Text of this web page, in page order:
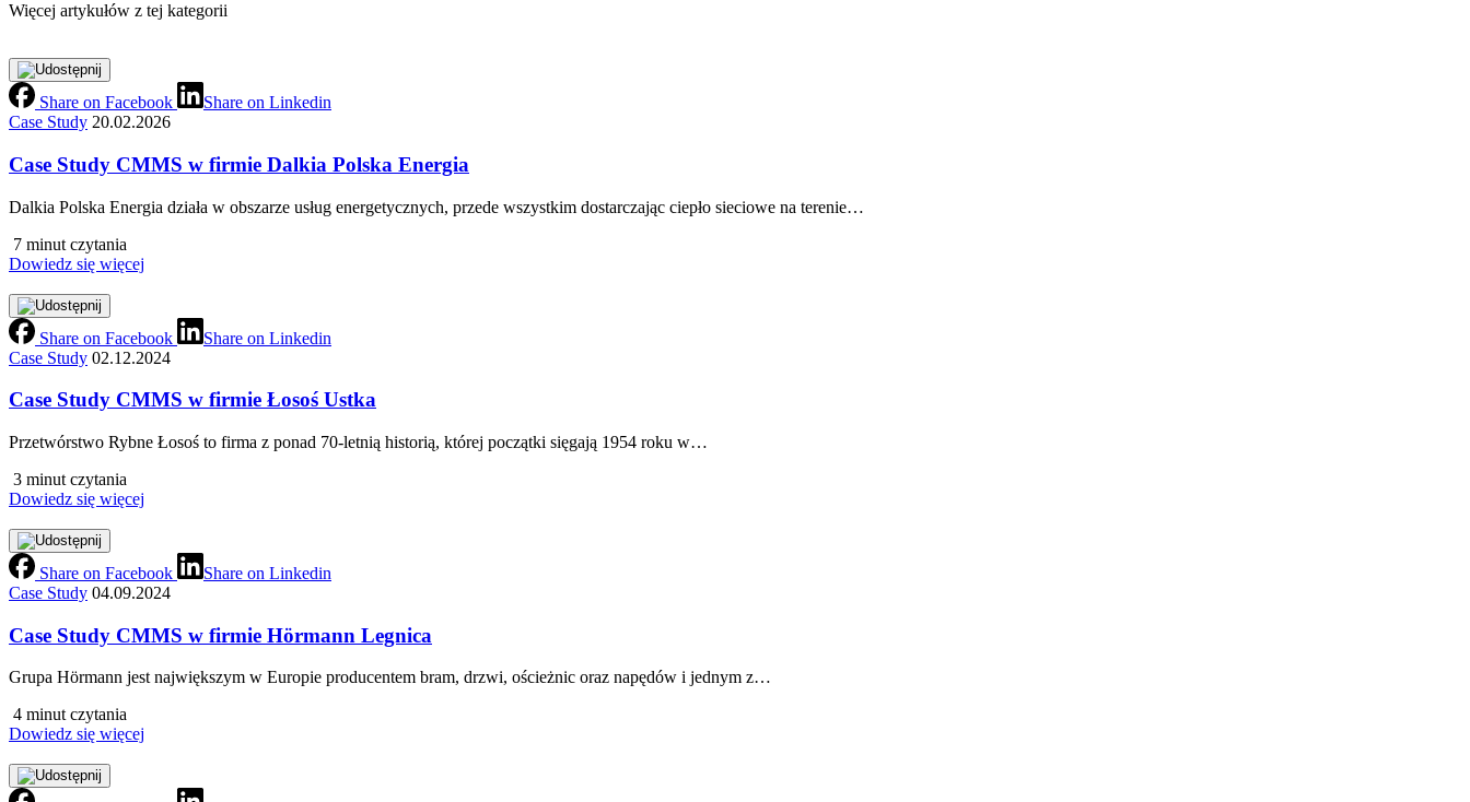
Więcej artykułów z tej kategorii
Share on Facebook
Share on Linkedin
Case Study 20.02.2026
Case Study CMMS w firmie Dalkia Polska Energia
Dalkia Polska Energia działa w obszarze usług energetycznych, przede wszystkim dostarczając ciepło sieciowe na terenie…
7 minut czytania
Dowiedz się więcej
Share on Facebook
Share on Linkedin
Case Study 02.12.2024
Case Study CMMS w firmie Łosoś Ustka
Przetwórstwo Rybne Łosoś to firma z ponad 70‑letnią historią, której początki sięgają 1954 roku w…
3 minut czytania
Dowiedz się więcej
Share on Facebook
Share on Linkedin
Case Study 04.09.2024
Case Study CMMS w firmie Hörmann Legnica
Grupa Hörmann jest największym w Europie producentem bram, drzwi, ościeżnic oraz napędów i jednym z…
4 minut czytania
Dowiedz się więcej